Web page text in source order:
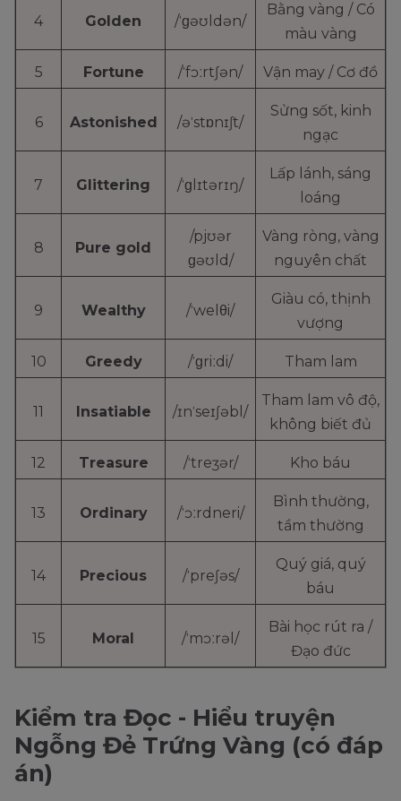
4 Golden /ˈɡəʊldən/
Bằng vàng / Có
màu vàng
5 Fortune /ˈfɔːrtʃən/ Vận may / Cơ đồ
6 Astonished /əˈstɒnɪʃt/
Sửng sốt, kinh
ngạc
7 Glittering /ˈɡlɪtərɪŋ/
Lấp lánh, sáng
loáng
8 Pure gold
/pjʊər
ɡəʊld/
Vàng ròng, vàng
nguyên chất
9 Wealthy /ˈwelθi/
Giàu có, thịnh
vượng
10 Greedy /ˈɡriːdi/ Tham lam
11 Insatiable /ɪnˈseɪʃəbl/
Tham lam vô độ,
không biết đủ
12 Treasure /ˈtreʒər/ Kho báu
13 Ordinary /ˈɔːrdneri/
Bình thường,
tầm thường
14 Precious /ˈpreʃəs/
Quý giá, quý
báu
15 Moral /ˈmɔːrəl/
Bài học rút ra /
Đạo đức
Kiểm tra Đọc - Hiểu truyện
Ngỗng Đẻ Trứng Vàng (có đáp
án)